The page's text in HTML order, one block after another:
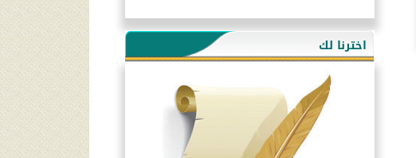
هذه سبيلنا فماذا تنقمون؟!
أُسُـسُ بَـيْـتِ الـمُسْـلِمِ
التَّعْلِيمُ القُرْآنِي
كلمة إلى إخواني السلفيين في الجزائر
اخترنا لك